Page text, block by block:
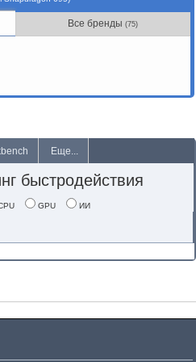
Все бренды(75)
Еще...
быстродействия
GPU ИИ